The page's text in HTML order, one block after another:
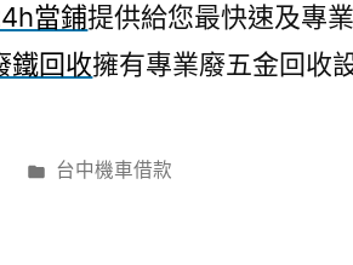
當鋪提供給您最快速及專
鐵回收擁有專業廢五金回收
分
台中機車借款